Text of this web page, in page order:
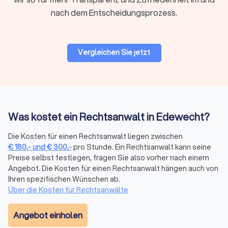
Regionale oder überregionale Suche
Gerichtstermine vor Ort anstehen. Bei hochspezialisierten
Fragen kann auch ein überregionaler Experte sinnvoll sein, da
Bei Trustlocal finden Sie alle relevanten Bewertungen
Mandantenbewertungen von verschiedenen Plattformen und
fassen sie in einem übersichtlichen Trustlocal Score
zusammen. So sehen Sie auf einen Blick, wie andere
Mandanten die Kommunikation, Erfolgsquote und Betreuung
bewerten, ohne verschiedene Websites durchsuchen zu
müssen.
nach dem Entscheidungsprozess.
Vergleichen Sie jetzt
Was kostet ein Rechtsanwalt in Edewecht?
Die Kosten für einen Rechtsanwalt liegen zwischen
€180,-und€300,-pro Stunde. Ein Rechtsanwalt kann seine
Preise selbst festlegen, fragen Sie also vorher nach einem
Angebot. Die Kosten für einen Rechtsanwalt hängen auch von
Ihren spezifischen Wünschen ab.
Über die Kosten für Rechtsanwälte
Angebot einholen